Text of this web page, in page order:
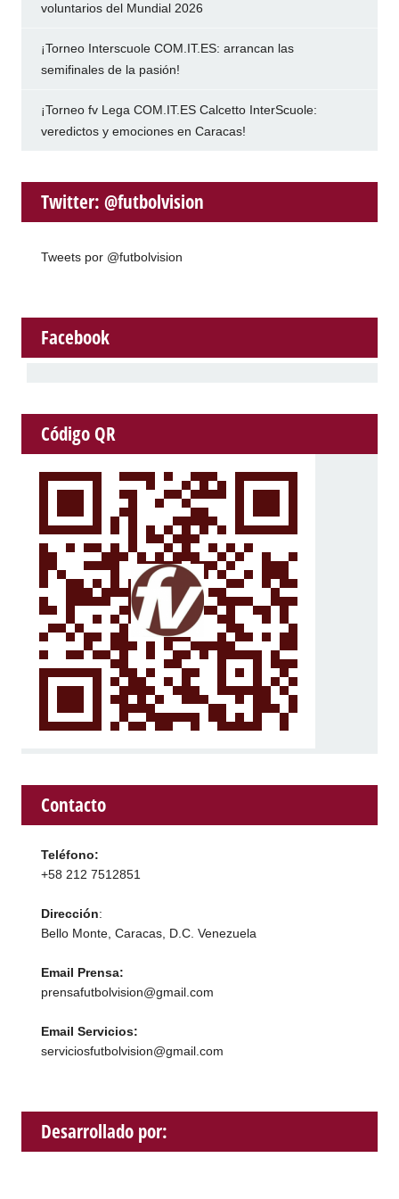
voluntarios del Mundial 2026
¡Torneo Interscuole COM.IT.ES: arrancan las
semifinales de la pasión!
¡Torneo fv Lega COM.IT.ES Calcetto InterScuole:
veredictos y emociones en Caracas!
Twitter: @futbolvision
Tweets por @futbolvision
Facebook
Código QR
Contacto
Teléfono:
+58 212 7512851
Dirección:
Bello Monte, Caracas, D.C. Venezuela
Email Prensa:
prensafutbolvision@gmail.com
Email Servicios:
serviciosfutbolvision@gmail.com
Desarrollado por: